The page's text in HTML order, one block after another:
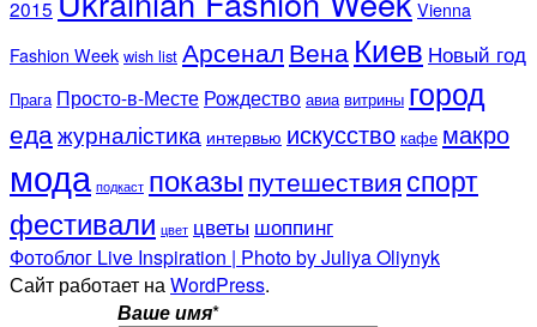
2015
Vienna
Fashion Week wish list Арсенал Вена Киев Новый год
Прага Просто-в-Месте Рождество авиа витрины город
едажурналістика интервью искусство кафе макро
мода подкаст показы путешествия спорт
фестивали цвет цветы шоппинг
Фотоблог Live Inspiration | Photo by Juliya Oliynyk
Сайт работает наWordPress.
Ваше имя*